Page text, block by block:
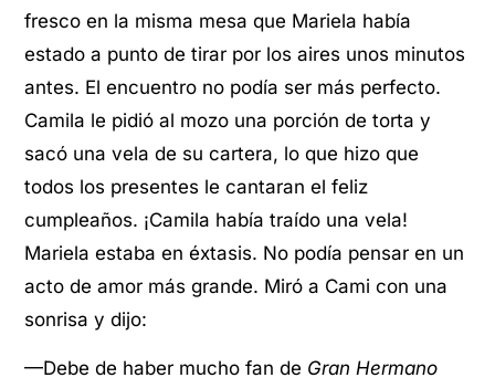
fresco en la misma mesa que Mariela había
estado a punto de tirar por los aires unos minutos
antes. El encuentro no podía ser más perfecto.
Camila le pidió al mozo una porción de torta y
sacó una vela de su cartera, lo que hizo que
todos los presentes le cantaran el feliz
cumpleaños. ¡Camila había traído una vela!
Mariela estaba en éxtasis. No podía pensar en un
acto de amor más grande. Miró a Cami con una
sonrisa y dijo:
—Debe de haber mucho fan de Gran Hermano